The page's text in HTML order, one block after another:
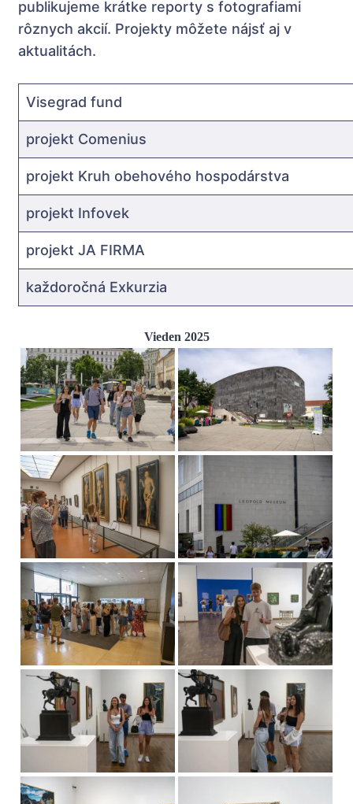
publikujeme krátke reporty s fotografiami
rôznych akcií. Projekty môžete nájsť aj v
aktualitách.
Visegrad fund
projekt Comenius
projekt Kruh obehového hospodárstva
projekt Infovek
projekt JA FIRMA
každoročná Exkurzia
Vieden 2025